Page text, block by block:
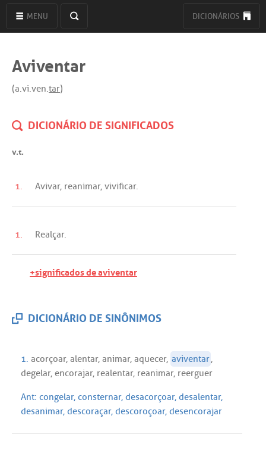
MENU DICIONÁRIOS
Aviventar
(a.vi.ven.tar)
DICIONÁRIO DE SIGNIFICADOS
v.t.
1. Avivar, reanimar, vivificar.
1. Realçar.
+significados de aviventar
DICIONÁRIO DE SINÔNIMOS
1. acorçoar, alentar, animar, aquecer, aviventar,
degelar, encorajar, realentar, reanimar, reerguer
Ant: congelar, consternar, desacorçoar, desalentar,
desanimar, descoraçar, descoroçoar, desencorajar